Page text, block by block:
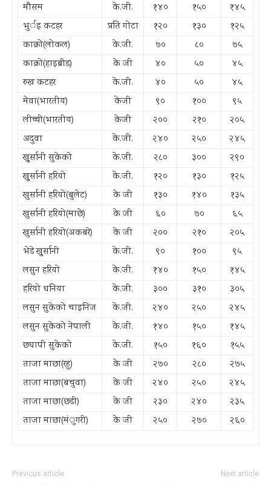
मौसम
के.जी. १४० १५०
१४५
भुर्इ कटहर
प्रति गोटा १२० १३०
१२५
काक्रो(लोकल)
के.जी. ७० ८०
७५
काक्रो(हाइब्रीड)
के जी ४० ५०
४५
रुख कटहर
के.जी. ४० ५०
४५
मेवा(भारतीय)
केजी ९० १००
९५
लीच्ची(भारतीय)
केजी २०० २१०
२०५
अदुवा
के.जी. २४० २५०
२४५
खु्र्सानी सुकेको
के.जी. २८० ३००
२९०
खु्र्सानी हरियो
के.जी. १२० १३०
१२५
खुर्सानी हरियो(बुलेट)
के जी १३० १४०
१३५
खुर्सानी हरियो(माछे)
के जी ६० ७०
६५
खुर्सानी हरियो(अकबरे)
के जी २०० २१०
२०५
भेडे खु्र्सानी
के.जी. ९० १००
९५
लसुन हरियो
के.जी. १४० १५०
१४५
हरियो धनिया
के.जी. ३०० ३१०
३०५
लसुन सुकेको चाइनिज
के.जी. २४० २५०
२४५
लसुन सुकेको नेपाली
के.जी. १४० १५०
१४५
छ्यापी सुकेको
के.जी. १५० १६०
१५५
ताजा माछा(रहु)
के जी २७० २८०
२७५
ताजा माछा(बचुवा)
के जी २४० २५०
२४५
ताजा माछा(छडी)
के जी २३० २४०
२३५
ताजा माछा(म‌ंुगरी)
के जी २५० २७० २६०
Previous article Next article